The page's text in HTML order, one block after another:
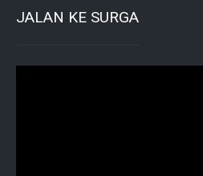
JALAN KE SURGA